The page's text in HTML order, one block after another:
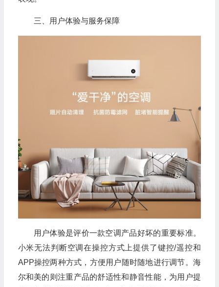
三、用户体验与服务保障
用户体验是评价一款空调产品好坏的重要标准。
小米无法判断空调在操控方式上提供了键控/遥控和
APP操控两种方式，方便用户随时随地进行调节。海
尔和美的则注重产品的舒适性和静音性能，为用户提